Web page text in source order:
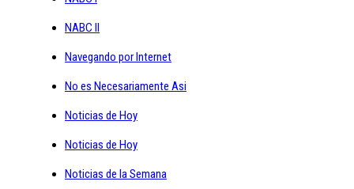
NABC II
Navegando por Internet
No es Necesariamente Asi
Noticias de Hoy
Noticias de Hoy
Noticias de la Semana